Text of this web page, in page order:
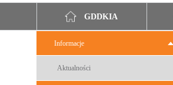
GDDKIA
Informacje
Aktualności